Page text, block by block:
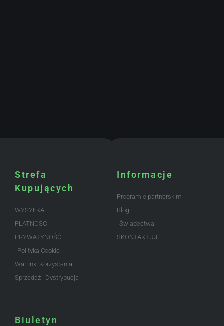
Strefa
Kupujących
WYSYŁKA
PŁATNOŚĆ
PRYWATYNOŚĆ
Polityka Cookie
Warunki Korzystania
Sprzedaż i Dystrybucja
Informacje
Programie partnerskim
Blog
Świadectwa
SKONTAKTUJ
Biuletyn